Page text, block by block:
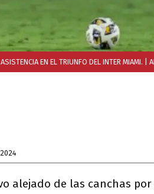
EN EL TRIUNFO DEL INTER MIAMI. |
2024
alejado de las canchas por